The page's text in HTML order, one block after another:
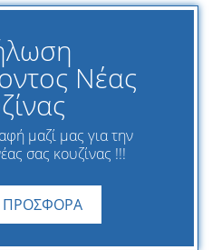
Νέας
μαζί μας για την
σας κουζίνας !!!
ΠΡΟΣΦΟΡΑ